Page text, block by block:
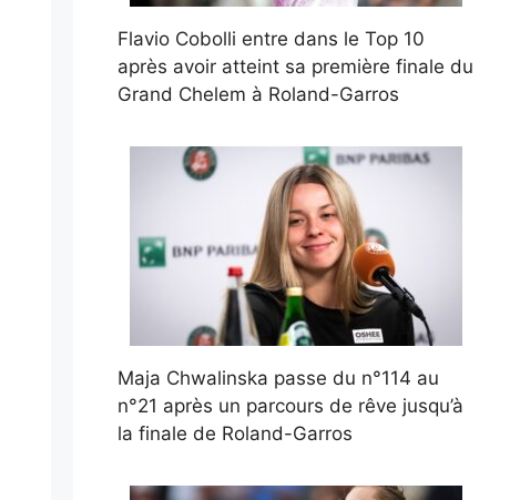
Flavio Cobolli entre dans le Top 10
après avoir atteint sa première finale du
Grand Chelem à Roland-Garros
Maja Chwalinska passe du n°114 au
n°21 après un parcours de rêve jusqu’à
la finale de Roland-Garros